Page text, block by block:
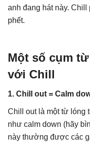
anh đang hát này.
phết.
Một số cụm
với Chill
1. Chill out = Calm
Chill out là một từ lóng
như calm down (hãy
này thường được các